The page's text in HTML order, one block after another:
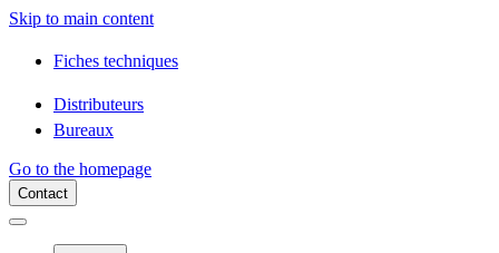
Skip to main content
Fiches techniques
Distributeurs
Bureaux
Go to the homepage
Contact